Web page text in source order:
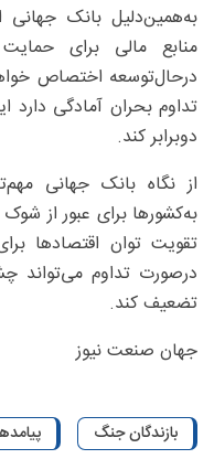
منابع مالی برای
درحال‌توسعه اختصاص
دوبرابر کند.
از نگاه بانک جهانی
به‌کشورها برای عبور از
تقویت توان اقتصادها
درصورت تداوم می‌تواند
تضعیف کند.
جهان صنعت نیوز
بازندگان جنگ